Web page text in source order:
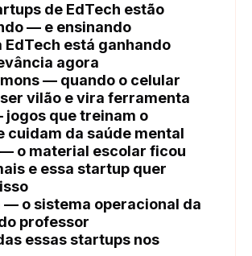
de EdTech estão
— e ensinando
EdTech está ganhando
agora
— quando o celular
vilão e vira ferramenta
jogos que treinam o
cuidam da saúde mental
o material escolar ficou
e essa startup quer
— o sistema operacional da
professor
essas startups nos